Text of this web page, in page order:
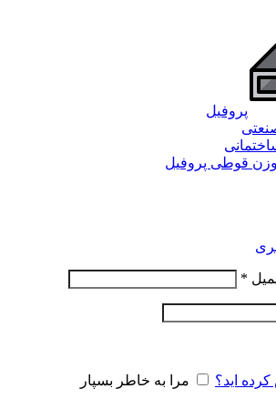
پروفیل
قوطی پروفیل
*
اید؟ مرا به خاطر بسپار